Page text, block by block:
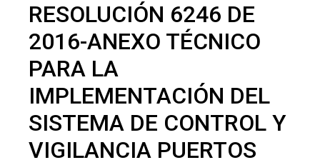
RESOLUCIÓN 6246 DE
2016-ANEXO TÉCNICO
PARA LA
IMPLEMENTACIÓN DEL
SISTEMA DE CONTROL Y
VIGILANCIA PUERTOS